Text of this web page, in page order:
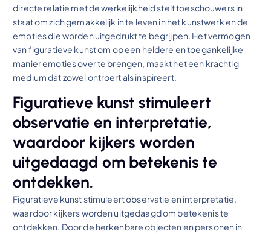
directe relatie met de werkelijkheid stelt toeschouwers in
staat om zich gemakkelijk in te leven in het kunstwerk en de
emoties die worden uitgedrukt te begrijpen. Het vermogen
van figuratieve kunst om op een heldere en toegankelijke
manier emoties over te brengen, maakt het een krachtig
medium dat zowel ontroert als inspireert.
Figuratieve kunst stimuleert
observatie en interpretatie,
waardoor kijkers worden
uitgedaagd om betekenis te
ontdekken.
Figuratieve kunst stimuleert observatie en interpretatie,
waardoor kijkers worden uitgedaagd om betekenis te
ontdekken. Door de herkenbare objecten en personen in